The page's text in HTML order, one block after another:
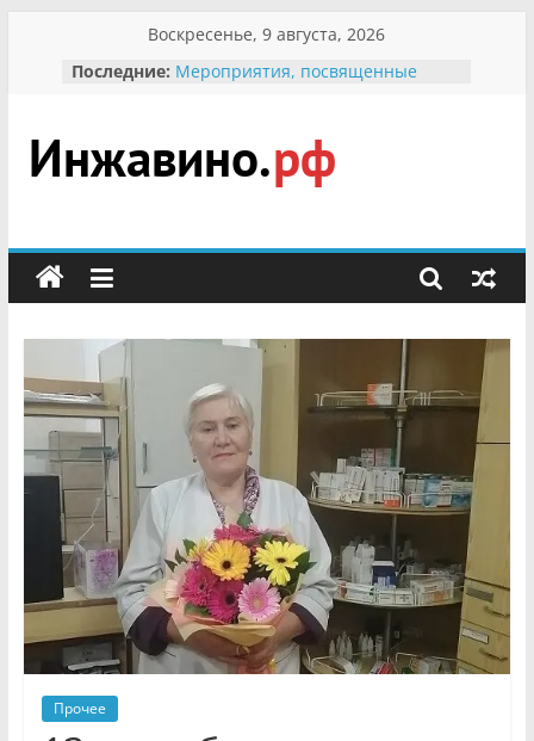
содержимому
Воскресенье, 9 августа, 2026
Последние: Мероприятия, посвященные
гражданин Инжавинского округа»
участнице Великой
Отечественной, фронтовичке
Безопасность в сети Интернет
мероприятии «Сохраним
первоцветы!»
В вольере Воронинского
заповедника родились крапчатые
суслики
Инжавино.рф
сельский
портал
Прочее